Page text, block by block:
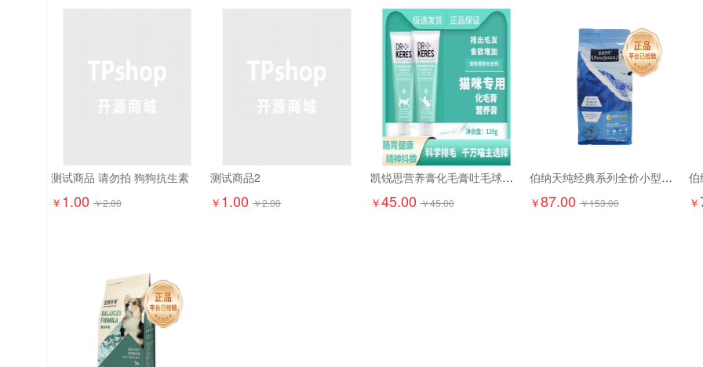
测试商品 请勿拍 狗狗抗生素
￥ 1.00 ￥2.00
测试商品2
￥ 1.00 ￥2.00
凯锐思营养膏化毛膏吐毛球调理120g
￥45.00 ￥45.00
伯纳天纯经典系列全价小型犬成年期犬粮1.5kg
￥87.00 ￥153.00 ￥